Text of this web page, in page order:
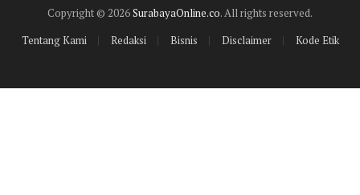
Copyright © 2026SurabayaOnline.co. All rights reserved.
Tentang Kami
Redaksi Bisnis Disclaimer Kode Etik